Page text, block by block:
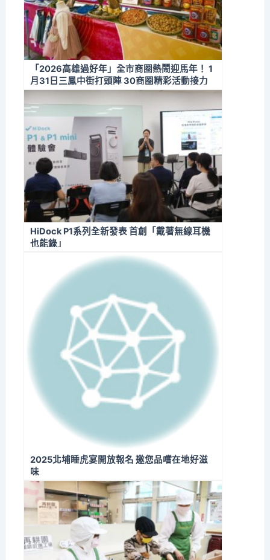
「2026高雄過好年」全市商圈熱鬧迎馬年！ 1
月31日三鳳中街打頭陣 30商圈精彩活動接力
迎新春
HiDock P1系列全新發表 首創「戴著無線耳機
也能錄」
2025北埔睡虎宴開放報名 邀您品嚐在地好滋
味